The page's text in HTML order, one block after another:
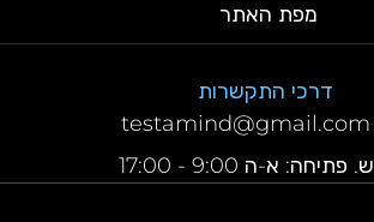
מפת האתר
דרכי התקשרות
testamind@gmail.com
ש. פתיחה: א-ה 9:00 - 17:00